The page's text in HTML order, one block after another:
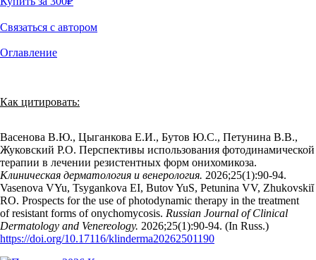
Связаться с автором
Оглавление
Как цитировать:
Васенова В.Ю., Цыганкова Е.И., Бутов Ю.С., Петунина В.В.,
Жуковский Р.О. Перспективы использования фотодинамической
терапии в лечении резистентных форм онихомикоза.
Клиническая дерматология и венерология. 2026;25(1):90‑94.
Vasenova VYu, Tsygankova EI, Butov YuS, Petunina VV, Zhukovskiĭ
RO. Prospects for the use of photodynamic therapy in the treatment
of resistant forms of onychomycosis. Russian Journal of Clinical
Dermatology and Venereology. 2026;25(1):90‑94. (In Russ.)
https://doi.org/10.17116/klinderma20262501190